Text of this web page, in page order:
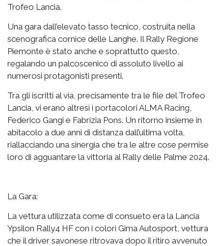
Trofeo Lancia.
Una gara dall’elevato tasso tecnico, costruita nella
scenografica cornice delle Langhe. Il Rally Regione
Piemonte è stato anche e soprattutto questo,
regalando un palcoscenico di assoluto livello ai
numerosi protagonisti presenti.
Tra gli iscritti al via, precisamente tra le file del Trofeo
Lancia, vi erano altresì i portacolori ALMA Racing,
Federico Gangi e Fabrizia Pons. Un ritorno insieme in
abitacolo a due anni di distanza dall’ultima volta,
riallacciando una sinergia che tra le altre cose permise
loro di agguantare la vittoria al Rally delle Palme 2024.
La Gara:
La vettura utilizzata come di consueto era la Lancia
Ypsilon Rally4 HF con i colori Gima Autosport, vettura
che il driver savonese ritrovava dopo il ritiro avvenuto